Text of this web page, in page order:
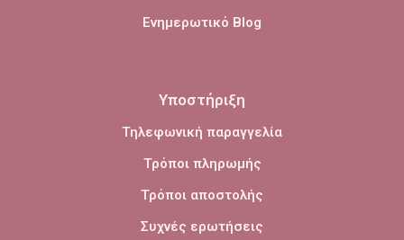
Ενημερωτικό Blog
Υποστήριξη
Τηλεφωνική παραγγελία
Τρόποι πληρωμής
Τρόποι αποστολής
Συχνές ερωτήσεις